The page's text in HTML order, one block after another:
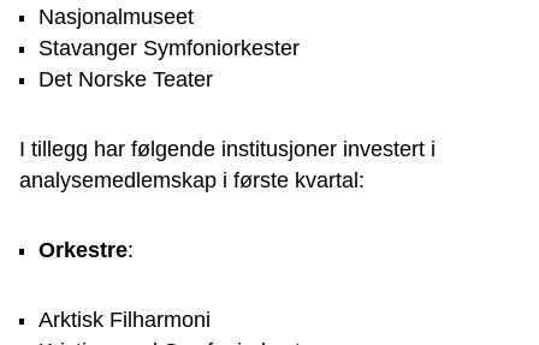
Nasjonalmuseet
Stavanger Symfoniorkester
Det Norske Teater
I tillegg har følgende institusjoner investert i
analysemedlemskap i første kvartal:
Orkestre:
Arktisk Filharmoni